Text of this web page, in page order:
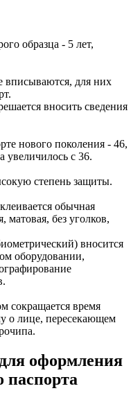
образца - 5 лет,
вписываются, для них
вносить сведения
нового поколения - 46,
увеличилось с 36.
степень защиты.
обычная
матовая, без уголков,
вносится
оборудовании,
сокращается время
о лице, пересекающем
оформления
паспорта